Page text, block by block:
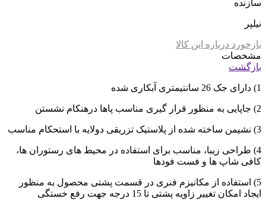
سازنده
نیلپر
بازخورد درباره این کالا
مشخصات
بازگشت
1) دارای جک 26 سانتیمتری آبکاری شده
2) جاپایی به منظور قرار گیری مناسب پاها درهنکام نشستن
3) نشیمن ساخته شده از پلاستیک تزریقی دولایه با استحکام مناسب
4) طراحی زیبا، مناسب برای استفاده در محیط های رستوران ها،
کافی شاپ ها و فست فودها
5) استفاده از مکانیزم فنری در قسمت پشتی محصول به منظور
ایجاد امکان تغییر زاویه پشتی تا 15 درجه جهت رفع خستگی